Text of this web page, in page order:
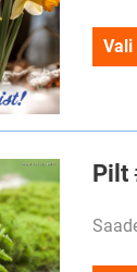
Vali
Pilt